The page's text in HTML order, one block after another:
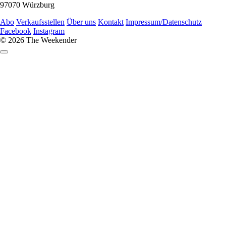
97070 Würzburg
Abo Verkaufs­stellen Über uns Kontakt Impressum/Datenschutz
Facebook Instagram
© 2026 The Weekender